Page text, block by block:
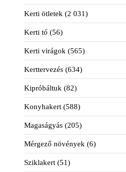
Kerti ötletek (2 031)
Kerti tó (56)
Kerti virágok (565)
Kerttervezés (634)
Kipróbáltuk (82)
Konyhakert (588)
Magaságyás (205)
Mérgező növények (6)
Sziklakert (51)